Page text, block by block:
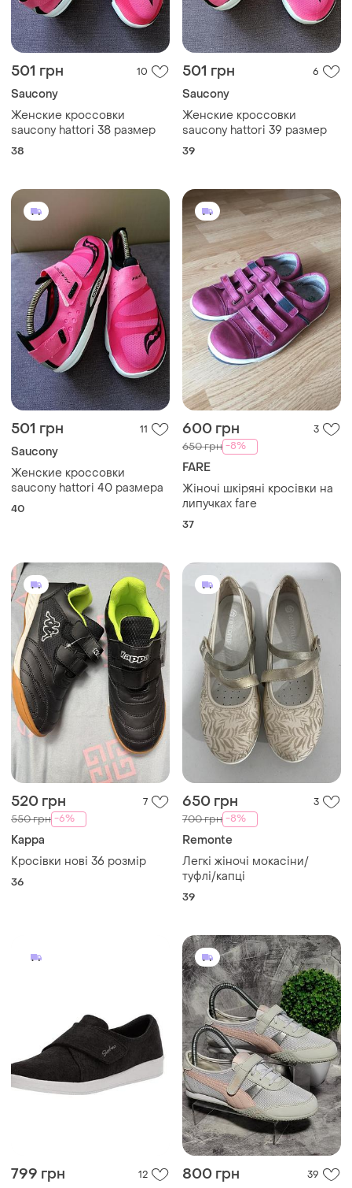
501 грн 10
Saucony
Женские кроссовки
saucony hattori 38 размер
38
501 грн 6
Saucony
Женские кроссовки
saucony hattori 39 размер
39
501 грн 11
Saucony
Женские кроссовки
saucony hattori 40 размера
40
600 грн 3
650 грн -8%
FARE
Жіночі шкіряні кросівки на
липучках fare
37
520 грн 7
550 грн -6%
Kappa
Кросівки нові 36 розмір
36
650 грн 3
700 грн -8%
Remonte
Легкі жіночі мокасіни/
туфлі/капці
39
799 грн 12 800 грн 39